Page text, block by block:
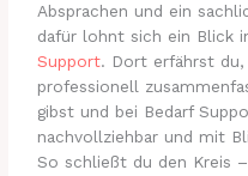
Absprachen und ein
dafür lohnt sich ein Blick
Support. Dort erfährst du,
professionell
gibst und bei Bedarf
nachvollziehbar und mit
So schließt du den Kreis